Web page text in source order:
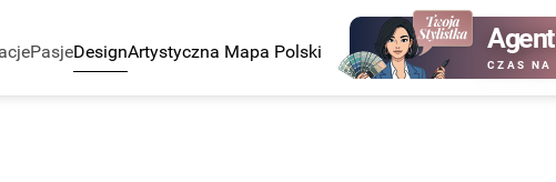
PasjeDesignArtystyczna Mapa Polski
CZAS NA